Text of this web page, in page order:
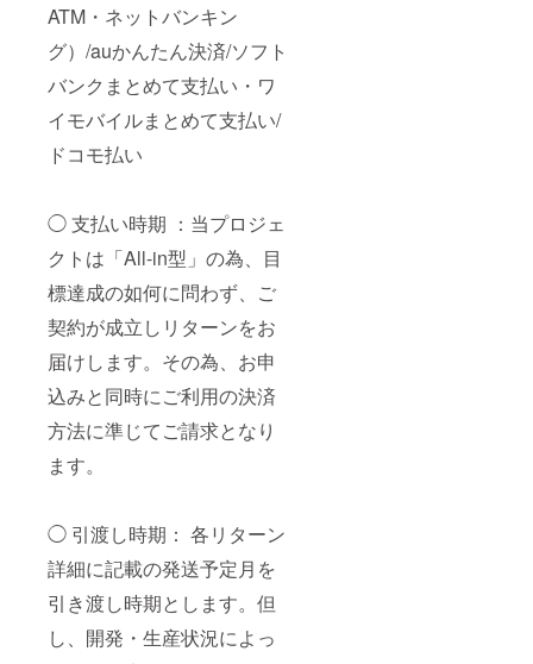
ATM・ネットバンキン
グ）/auかんたん決済/ソフト
バンクまとめて支払い・ワ
イモバイルまとめて支払い/
ドコモ払い
◯ 支払い時期 ：当プロジェ
クトは「All-in型」の為、目
標達成の如何に問わず、ご
契約が成立しリターンをお
届けします。その為、お申
込みと同時にご利用の決済
方法に準じてご請求となり
ます。
◯ 引渡し時期： 各リターン
詳細に記載の発送予定月を
引き渡し時期とします。但
し、開発・生産状況によっ